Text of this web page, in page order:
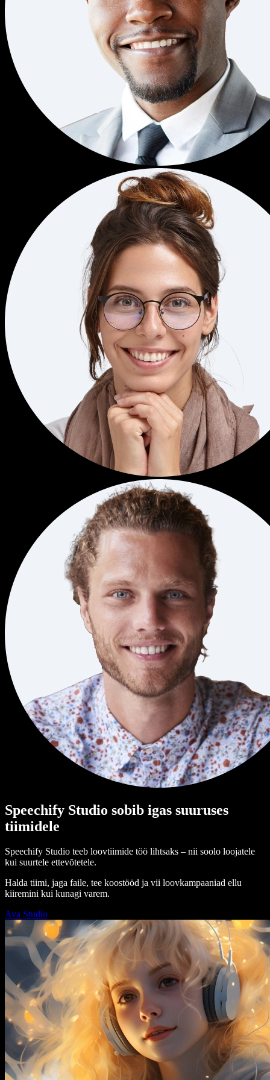
Speechify Studio sobib igas suuruses
tiimidele
Speechify Studio teeb loovtiimide töö lihtsaks – nii soolo loojatele
kui suurtele ettevõtetele.
Halda tiimi, jaga faile, tee koostööd ja vii loovkampaaniad ellu
kiiremini kui kunagi varem.
Ava Studio